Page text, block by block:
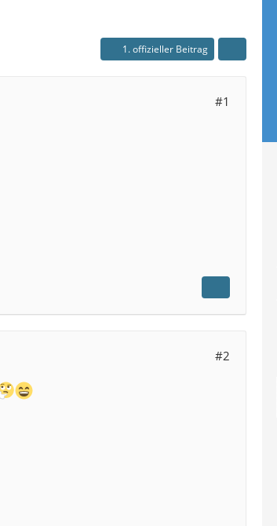
1. offizieller Beitrag
#1
#2